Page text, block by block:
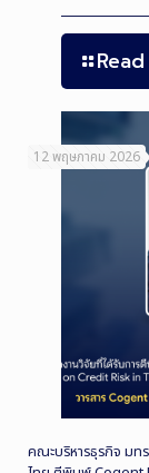
12 พฤษภาคม 2026
คณะบริหารธุรกิจ มท